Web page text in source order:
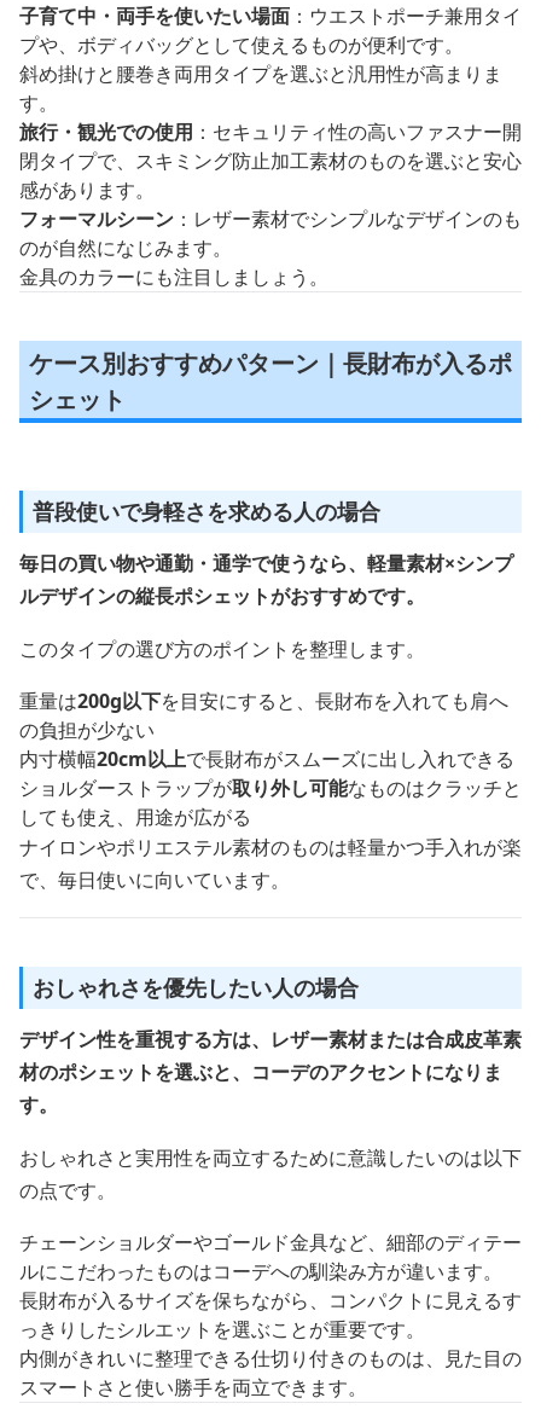
子育て中・両手を使いたい場面 ：ウエストポーチ兼用タイ
プや、ボディバッグとして使えるものが便利です。
斜め掛けと腰巻き両用タイプを選ぶと汎用性が高まりま
す。
旅行・観光での使用 ：セキュリティ性の高いファスナー開
閉タイプで、スキミング防止加工素材のものを選ぶと安心
感があります。
フォーマルシーン ：レザー素材でシンプルなデザインのも
のが自然になじみます。
金具のカラーにも注目しましょう。
ケース別おすすめパターン｜長財布が入るポ
シェット
普段使いで身軽さを求める人の場合
毎日の買い物や通勤・通学で使うなら、軽量素材×シンプ
ルデザインの縦長ポシェットがおすすめです。
このタイプの選び方のポイントを整理します。
重量は200g以下を目安にすると、長財布を入れても肩へ
の負担が少ない
内寸横幅20cm以上で長財布がスムーズに出し入れできる
ショルダーストラップが取り外し可能なものはクラッチと
しても使え、用途が広がる
ナイロンやポリエステル素材のものは軽量かつ手入れが楽
で、毎日使いに向いています。
おしゃれさを優先したい人の場合
デザイン性を重視する方は、レザー素材または合成皮革素
材のポシェットを選ぶと、コーデのアクセントになりま
す。
おしゃれさと実用性を両立するために意識したいのは以下
の点です。
チェーンショルダーやゴールド金具など、細部のディテー
ルにこだわったものはコーデへの馴染み方が違います。
長財布が入るサイズを保ちながら、コンパクトに見えるす
っきりしたシルエットを選ぶことが重要です。
内側がきれいに整理できる仕切り付きのものは、見た目の
スマートさと使い勝手を両立できます。